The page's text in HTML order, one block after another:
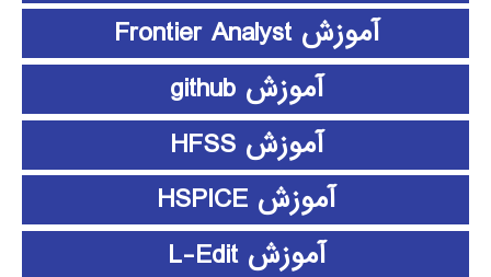
آموزش Frontier Analyst
آموزش github
آموزش HFSS
آموزش HSPICE
آموزش L-Edit